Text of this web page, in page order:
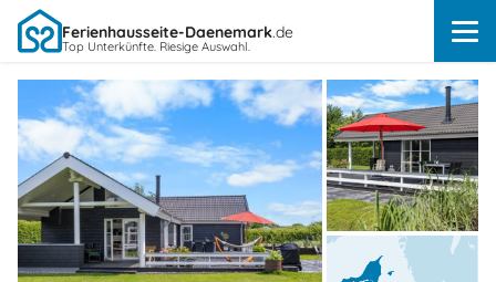
Ferienhausseite-Daenemark.de
Top Unterkünfte. Riesige Auswahl.